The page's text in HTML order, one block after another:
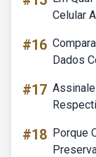
Celular
#16
Dados
#17
#18 Porque